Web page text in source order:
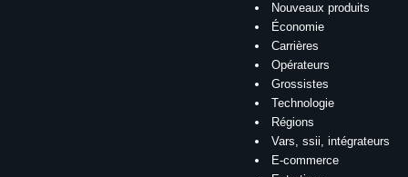
Nouveaux produits
Économie
Carrières
Opérateurs
Grossistes
Technologie
Régions
Vars, ssii, intégrateurs
E-commerce